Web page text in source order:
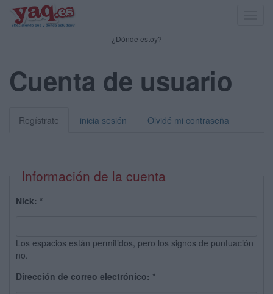
¿Dónde estoy?
Cuenta de usuario
Regístrate inicia sesión Olvidé mi contraseña
Información de la cuenta
Nick: *
Los espacios están permitidos, pero los signos de puntuación
no.
Dirección de correo electrónico: *